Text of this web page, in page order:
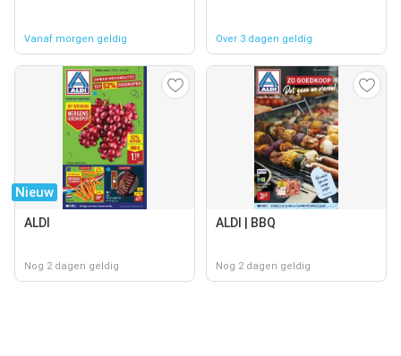
Vanaf morgen geldig Over 3 dagen geldig
Nieuw
ALDI
Nog 2 dagen geldig
ALDI | BBQ
Nog 2 dagen geldig